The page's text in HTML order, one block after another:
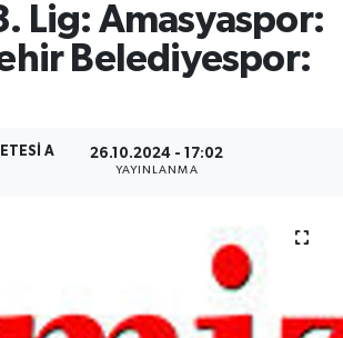
Lig: Amasyaspor:
Belediyespor:
A 26.10.2024 - 17:02
YAYINLANMA
Durumu ve Fikstür
Haberleri